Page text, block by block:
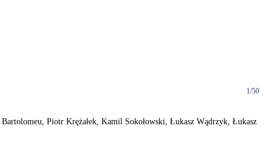
1/50
Piotr Krężałek, Kamil Sokołowski, Łukasz Wądrzyk, Łukasz